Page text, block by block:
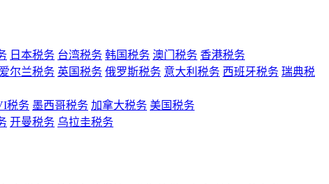
日本税务 台湾税务 韩国税务 澳门税务 香港税务
爱尔兰税务 英国税务 俄罗斯税务 意大利税务 西班牙税务 瑞典税
税务 墨西哥税务 加拿大税务 美国税务
开曼税务 乌拉圭税务